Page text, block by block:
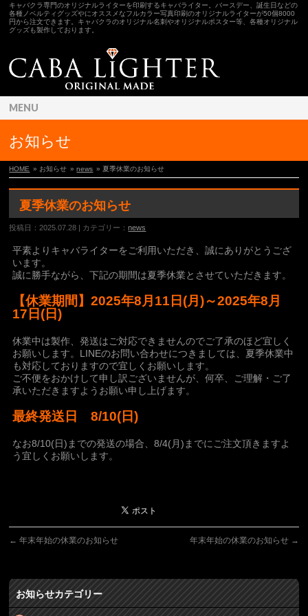
キャバクラ専門のオリジナルライターを印刷するキャバライター。バースデー、誕生日などの
各種ノベルティグッズやにオススメなフルカラー写真印刷のオリジナルライターが50個8000
円から注文できます。キャバクラのオリジナル名刺やオリジナルポスター等、各種オリジナル
グッズも製作しております。
MENU
お知らせ
HOME » お知らせ »news » 夏季休業のお知らせ
夏季休業のお知らせ
投稿日：2025.07.28 | カテゴリー：news
平素よりキャバライターをご利用いただき、誠にありがとうござ
います。
誠に勝手ながら、下記の期間は夏季休業とさせていただきます。
【休業期間】2025年8月 11 日 (月)～2025年8月
17 日 ( 日)
休業中は製作、発送はご対応できませんのでご了承のほど宜しく
お願いします。LINEのお問い合わせにつきましては、夏季休業中
も対応しておりますので宜しくお願いします。
ご不便をおかけして申し訳ございませんが、何卒、ご理解・ご了
承いただきますようお願い申し上げます。
最終発送日 8/10(日)
なお8/10(日)までの発送の場合、8/4(月)までにご注文頂きますよ
う宜しくお願いします。
← 年末年始の休業のお知らせ 年末年始の休業のお知らせ →
お知らせカテゴリー